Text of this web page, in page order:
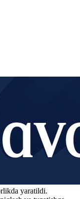
yaratildi.